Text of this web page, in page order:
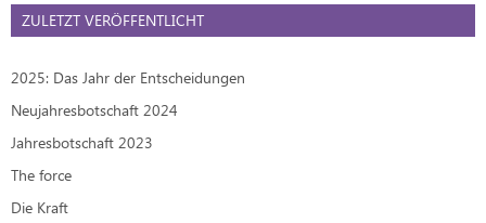
ZULETZT VERÖFFENTLICHT
2025: Das Jahr der Entscheidungen
Neujahresbotschaft 2024
Jahresbotschaft 2023
The force
Die Kraft